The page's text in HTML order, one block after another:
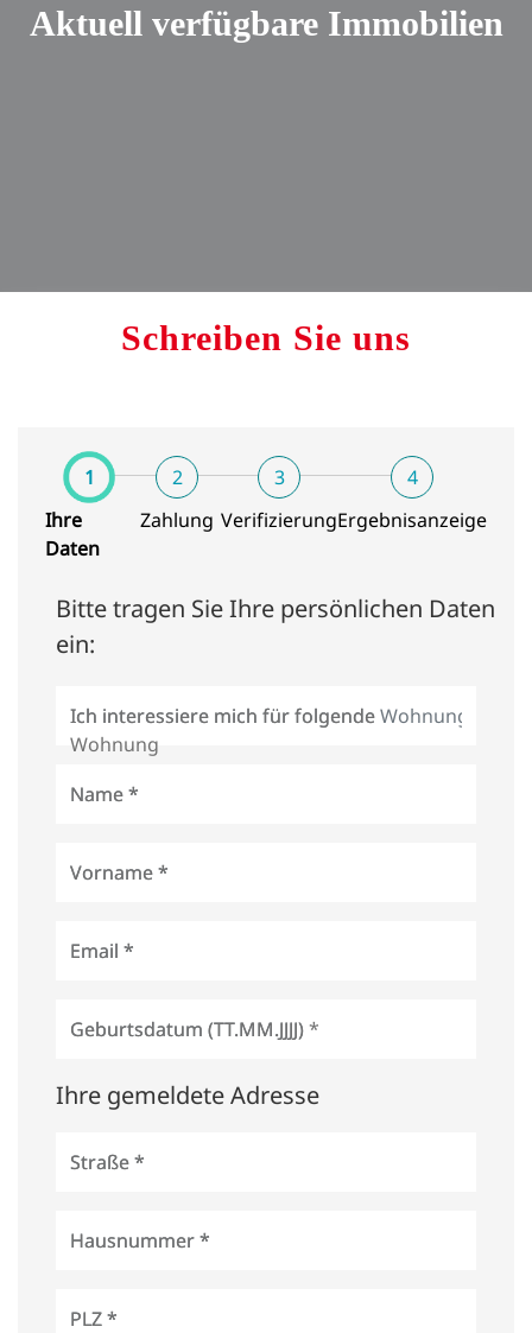
Aktuell verfügbare Immobilien
Schreiben Sie uns